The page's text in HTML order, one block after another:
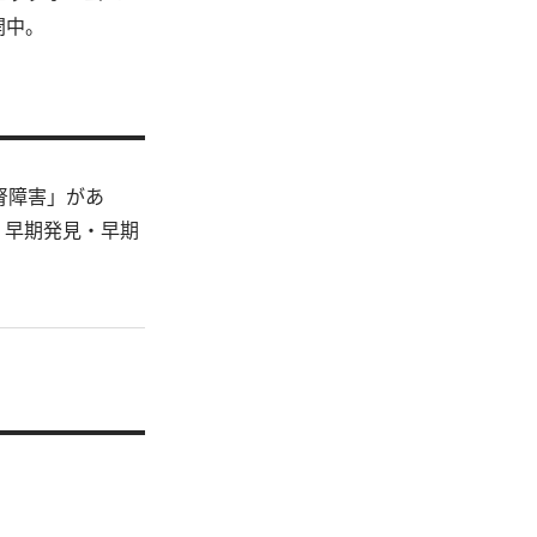
。
障害」があ
期発見・早期